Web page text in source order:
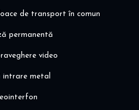
de transport în comun
permanentă
video
intrare metal